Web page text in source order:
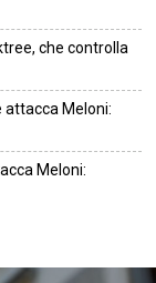
che controlla
attacca Meloni:
Meloni: